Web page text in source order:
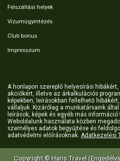
Felszállási helyek
Vízumügyintézés
Club bonus
Impresszum
A honlapon szereplő helyesírási
akciókért, illetve az árkalkulációs
képekben, leírásokban fellelhető
vállaljuk. Kizárólag a munkatársaink
leírások, képek és egyéb más
Weboldalunk használata közben
személyes adatok begyűjtése és
adatvédelmi előírásoknak. Adatkezelési
Copyright © Haris Travel